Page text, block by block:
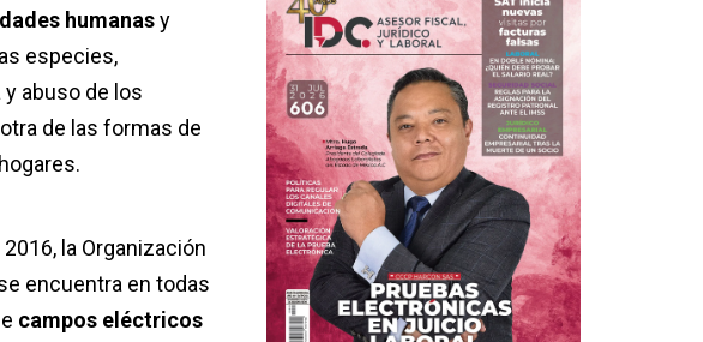
humanasy
especies,
abuso de los
de las formas de
la Organización
encuentra en todas
campos eléctricos